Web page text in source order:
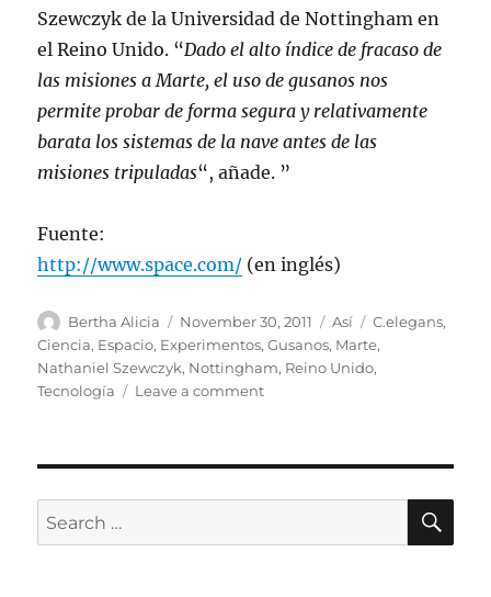
Szewczyk de la Universidad de Nottingham en
el Reino Unido. “Dado el alto índice de fracaso de
las misiones a Marte, el uso de gusanos nos
permite probar de forma segura y relativamente
barata los sistemas de la nave antes de las
misiones tripuladas“, añade. ”
Fuente:
http://www.space.com/ (en inglés)
Author
Bertha Alicia
Posted
on
November 30, 2011 Categories
Así Tags
C.elegans,
Ciencia, Espacio, Experimentos,Gusanos, Marte,
Nathaniel Szewczyk, Nottingham, Reino Unido,
Tecnología
Leave a commenton
de
para
Search
for: